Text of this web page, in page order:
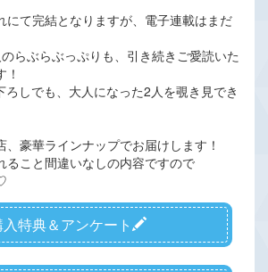
にて完結となりますが、電子連載はまだ
らぶらぶっぷりも、引き続きご愛読いた
ろしでも、大人になった2人を覗き見でき
豪華ラインナップでお届けします！
ること間違いなしの内容ですので
入特典＆アンケート